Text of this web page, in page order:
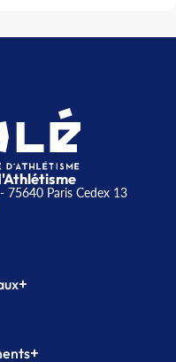
75640 Paris Cedex 13
+
+